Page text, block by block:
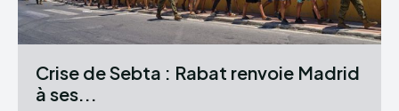
Crise de Sebta : Rabat renvoie Madrid
à ses...